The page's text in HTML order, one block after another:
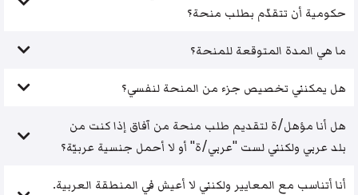
حكومية أن تتقدّم بطلب منحة؟
ما هي المدة المتوقعة للمنحة؟
هل يمكنني تخصيص جزء من المنحة لنفسي؟
هل أنا مؤهل/ة لتقديم طلب منحة من آفاق إذا كنت من
بلد عربي ولكنني لست "عربي/ة" أو لا أحمل جنسية عربيّة؟
أنا أتناسب مع المعايير ولكنني لا أعيش في المنطقة العربية.